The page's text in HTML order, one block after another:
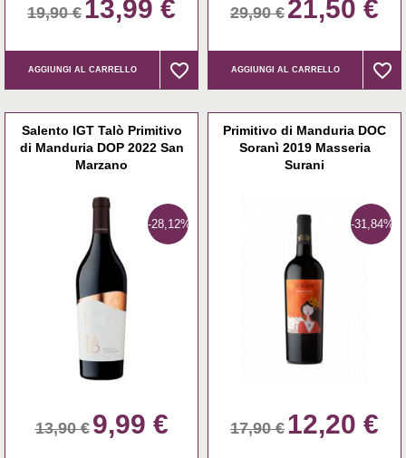
19,90 € 13,99 €
AGGIUNGI AL CARRELLO favorite_border
favorite_border
29,90 € 21,50 €
AGGIUNGI AL CARRELLO favorite_border
favorite_border
Salento IGT Talò Primitivo
di Manduria DOP 2022 San
Marzano
-28,12%
13,90 € 9,99 €
Primitivo di Manduria DOC
Soranì 2019 Masseria
Surani
-31,84%
17,90 € 12,20 €